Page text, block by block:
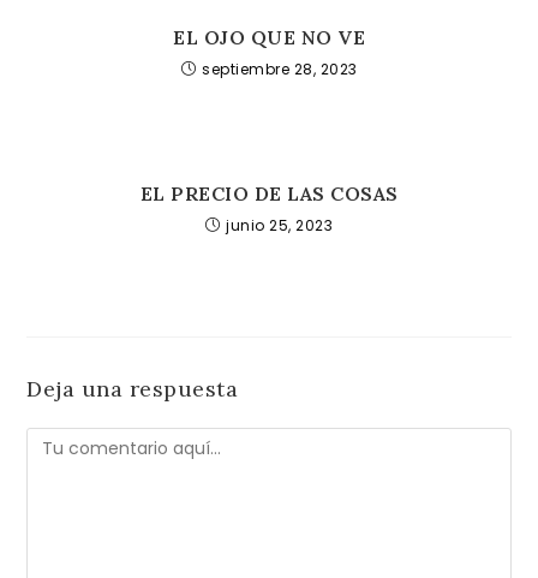
EL OJO QUE NO VE
septiembre 28, 2023
EL PRECIO DE LAS COSAS
junio 25, 2023
Deja una respuesta
Comentario